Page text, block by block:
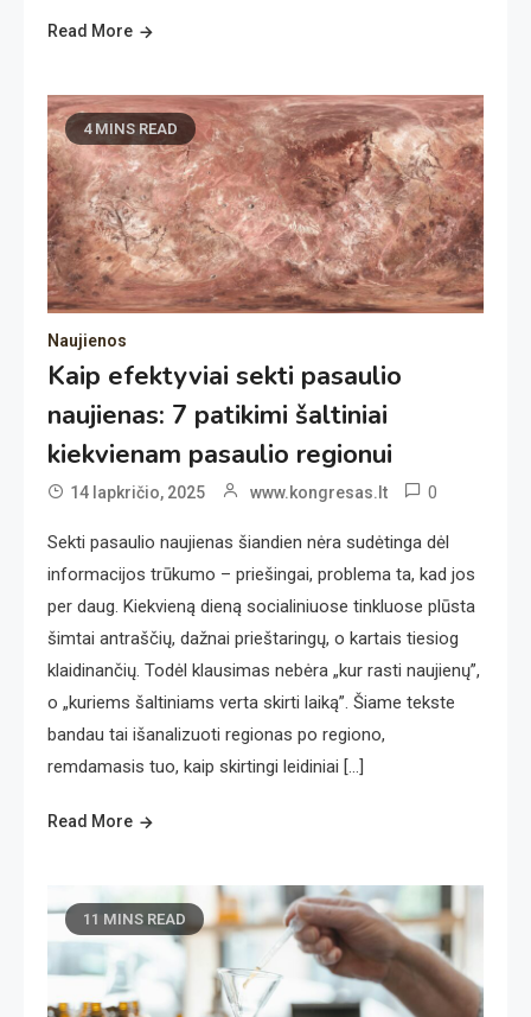
Read More
4 MINS READ
Naujienos
Kaip efektyviai sekti pasaulio
naujienas: 7 patikimi šaltiniai
kiekvienam pasaulio regionui
14 lapkričio, 2025 www.kongresas.lt 0
Sekti pasaulio naujienas šiandien nėra sudėtinga dėl
informacijos trūkumo – priešingai, problema ta, kad jos
per daug. Kiekvieną dieną socialiniuose tinkluose plūsta
šimtai antraščių, dažnai prieštaringų, o kartais tiesiog
klaidinančių. Todėl klausimas nebėra „kur rasti naujienų”,
o „kuriems šaltiniams verta skirti laiką”. Šiame tekste
bandau tai išanalizuoti regionas po regiono,
remdamasis tuo, kaip skirtingi leidiniai […]
Read More
11 MINS READ